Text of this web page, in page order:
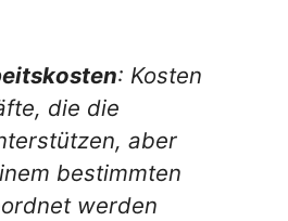
: Kosten
die die
aber
bestimmten
werden